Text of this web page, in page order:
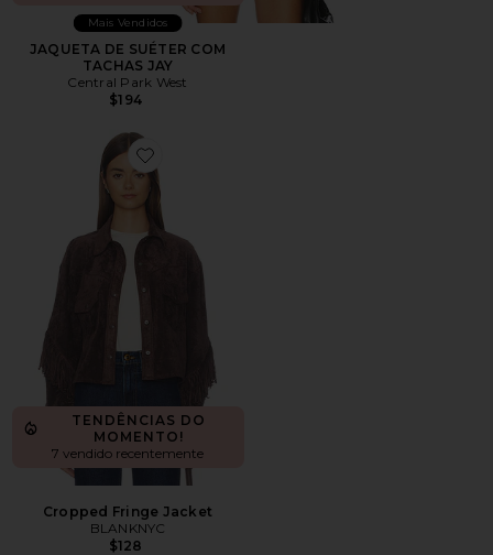
Mais Vendidos
JAQUETA DE SUÉTER COM
TACHAS JAY
Central Park West
$194
Favorite Cropped Fringe Jacket
TENDÊNCIAS DO
MOMENTO!
7 vendido recentemente
Cropped Fringe Jacket
BLANKNYC
$128